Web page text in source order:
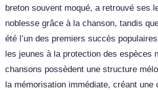
breton souvent moqué, a retrouvé ses
noblesse grâce à la chanson, tandis
été l’un des premiers succès
les jeunes à la protection des espèces
chansons possèdent une structure
la mémorisation immédiate, créant une